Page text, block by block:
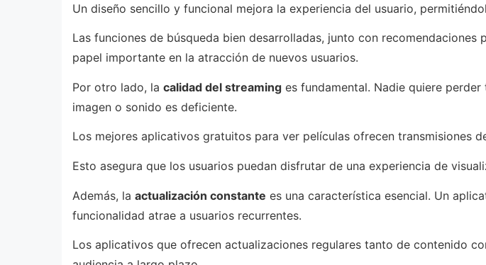
Un diseño sencillo y funcional mejora la experiencia del usuario,
Las funciones de búsqueda bien desarrolladas, junto con
papel importante en la atracción de nuevos usuarios.
Por otro lado, la calidad del streaming es fundamental. Nadie quiere
imagen o sonido es deficiente.
Los mejores aplicativos gratuitos para ver películas ofrecen transmisiones
Esto asegura que los usuarios puedan disfrutar de una experiencia de
Además, la actualización constante es una característica esencial. Un
funcionalidad atrae a usuarios recurrentes.
Los aplicativos que ofrecen actualizaciones regulares tanto de contenido